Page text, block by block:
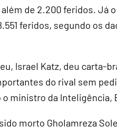
de 2.200 feridos. Já
feridos, segundo os
Israel Katz, deu carta-
do rival sem
ministro da Inteligência,
morto Gholamreza